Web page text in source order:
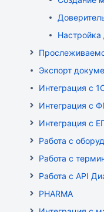
Экспорт
Интеграция с
Интеграция с
Интеграция с
Работа с
Работа с
Работа с API
PHARMA